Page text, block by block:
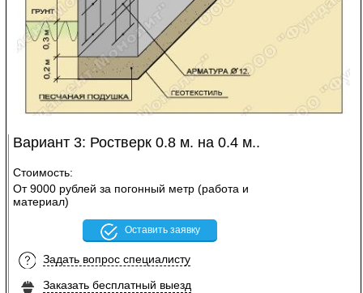
Вариант 3: Ростверк 0.8 м. на 0.4 м..
Стоимость:
От 9000 рублей за погонный метр (работа и
материал)
Оставить заявку
Задать вопрос специалисту
Заказать бесплатный выезд